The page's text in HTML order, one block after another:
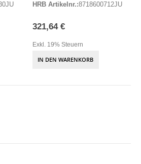
HRB Artikelnr.:8718600712JU
321,64 €
Exkl. 19% Steuern
IN DEN WARENKORB